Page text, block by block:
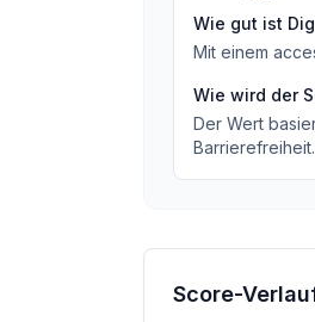
Wie gut ist
Mit einem
Wie wird der
Der Wert
Barrierefreiheit.
Score-